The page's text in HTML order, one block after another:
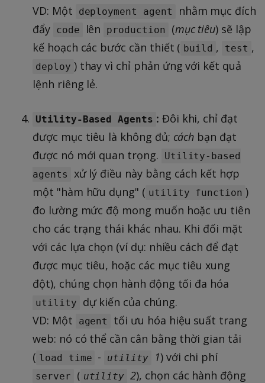
VD: Một
deployment agent
nhằm mục đích
đẩy code lên production (mục tiêu) sẽ lập
kế hoạch các bước cần thiết ( build , test ,
deploy ) thay vì chỉ phản ứng với kết quả
lệnh riêng lẻ.
Utility-Based Agents : Đôi khi, chỉ đạt
được mục tiêu là không đủ; cách bạn đạt
được nó mới quan trọng.
Utility-based
agents
xử lý điều này bằng cách kết hợp
một "hàm hữu dụng" ( utility function )
đo lường mức độ mong muốn hoặc ưu tiên
cho các trạng thái khác nhau. Khi đối mặt
với các lựa chọn (ví dụ: nhiều cách để đạt
được mục tiêu, hoặc các mục tiêu xung
đột), chúng chọn hành động tối đa hóa
utility
dự kiến của chúng.
VD: Một
agent
tối ưu hóa hiệu suất trang
web: nó có thể cần cân bằng thời gian tải
( load time - utility 1) với chi phí
server ( utility 2), chọn các hành động